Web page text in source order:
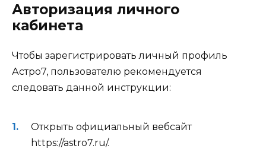
Авторизация личного
кабинета
Чтобы зарегистрировать личный профиль
Астро7, пользователю рекомендуется
следовать данной инструкции:
Открыть официальный вебсайт
https://astro7.ru/.